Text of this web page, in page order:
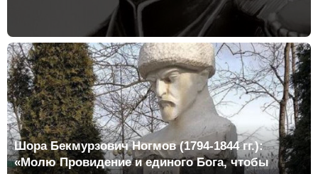
Шора Бекмурзович Ногмов (1794-1844 гг.):
«Молю Провидение и единого Бога, чтобы